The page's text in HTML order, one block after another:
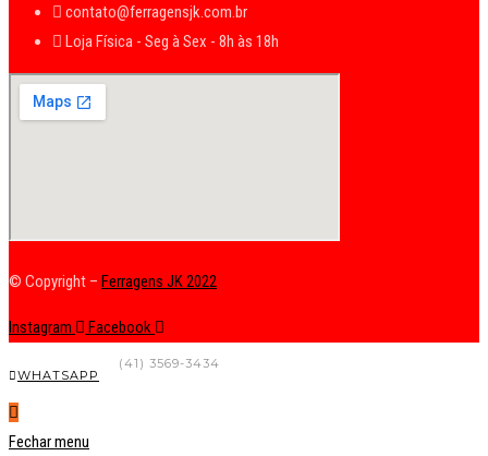
contato@ferragensjk.com.br
Loja Física - Seg à Sex - 8h às 18h
© Copyright – Ferragens JK 2022
Instagram Facebook
(41) 3569-3434
WHATSAPP
Fechar menu